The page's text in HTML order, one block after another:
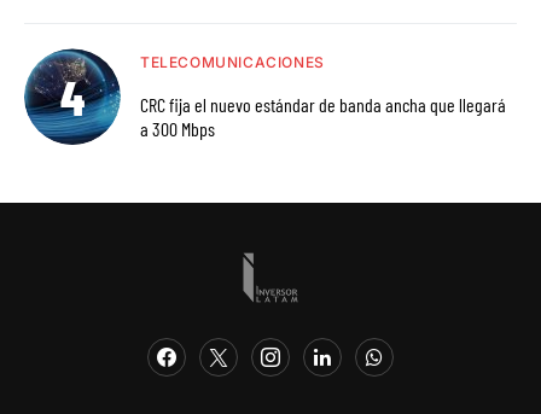
TELECOMUNICACIONES
CRC fija el nuevo estándar de banda ancha que llegará
a 300 Mbps